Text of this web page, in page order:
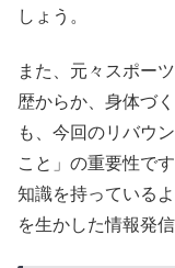
しょう。
また、元々スポー
歴からか、身体づ
も、今回のリバウ
こと」の重要性で
知識を持っている
を生かした情報発